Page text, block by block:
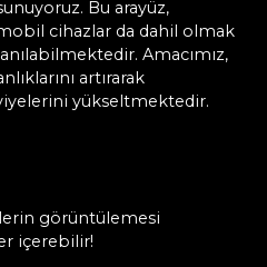
Bu arayüz,
cihazlar da dahil olmak
Amacımız,
artırarak
yükseltmektedir.
görüntülemesi
içerebilir!